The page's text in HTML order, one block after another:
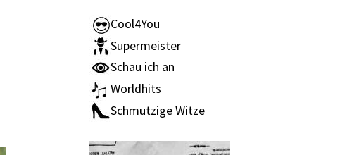
Cool4You
Supermeister
Schau ich an
Worldhits
Schmutzige Witze